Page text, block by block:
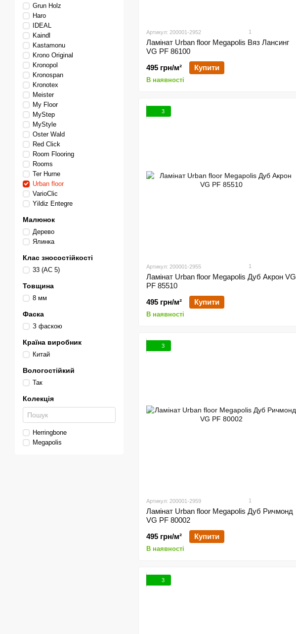
Артикул: 200001-2952 1
Ламінат Urban floor Megapolis Вяз Лансинг
VG PF 86100
495 грн/м²
Купити
В наявності
3
Артикул: 200001-2955 1
Ламінат Urban floor Megapolis Дуб Акрон VG
PF 85510
495 грн/м²
Купити
В наявності
3
Артикул: 200001-2959 1
Ламінат Urban floor Megapolis Дуб Ричмонд
VG PF 80002
495 грн/м²
Купити
В наявності
3
Grun Holz
Haro
IDEAL
Kaindl
Kastamonu
Krono Original
Kronopol
Kronospan
Kronotex
Meister
My Floor
MyStep
MyStyle
Oster Wald
Red Click
Room Flooring
Rooms
Ter Hurne
Urban floor
VarioClic
Yildiz Entegre
Малюнок
Дерево
Ялинка
Клас зносостійкості
33 (АС 5)
Товщина
8 мм
Фаска
З фаскою
Країна виробник
Китай
Вологостійкий
Так
Колекція
Herringbone
Megapolis